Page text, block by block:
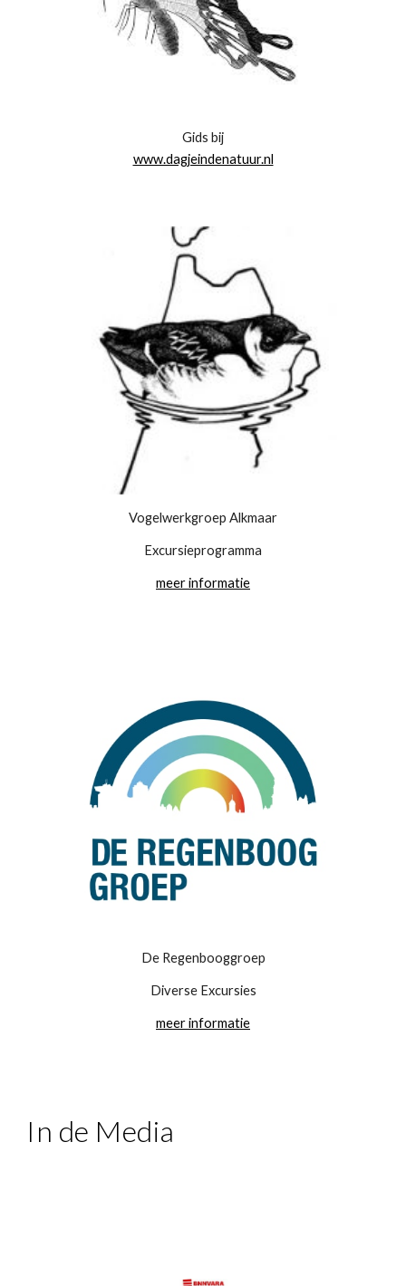
Gids bij
www.dagjeindenatuur.nl
Vogelwerkgroep Alkmaar
Excursieprogramma
meer informatie
De Regenbooggroep
Diverse Excursies
meer informatie
In de Media